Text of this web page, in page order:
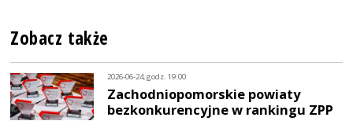
Zobacz także
2026-06-24, godz. 19:00
Zachodniopomorskie powiaty
bezkonkurencyjne w rankingu ZPP